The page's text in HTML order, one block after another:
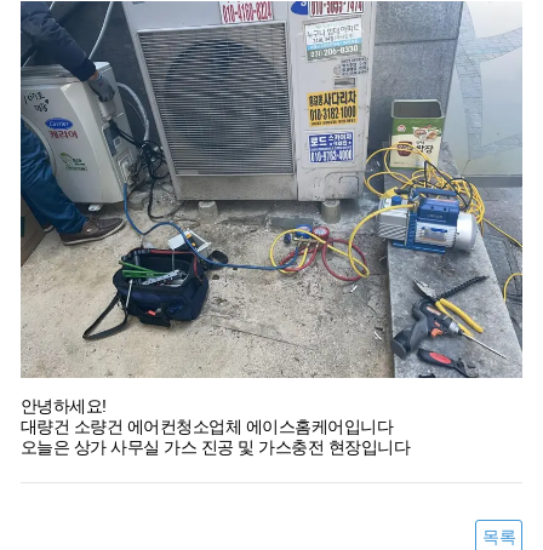
안녕하세요!
대량건 소량건 에어컨청소업체 에이스홈케어입니다
오늘은 상가 사무실 가스 진공 및 가스충전 현장입니다
목록